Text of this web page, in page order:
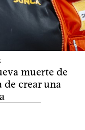
muerte de
de crear una